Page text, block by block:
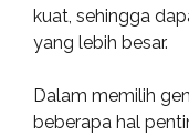
kuat, sehingga
yang lebih besar.
Dalam memilih
beberapa hal